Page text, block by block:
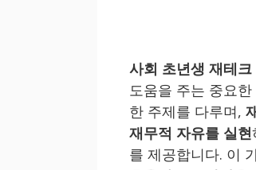
사회 초년생 재테
도움을 주는 중요
한 주제를 다루며,
재무적 자유를 실현
를 제공합니다. 이